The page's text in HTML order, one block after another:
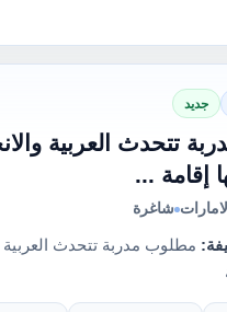
جديد
تتحدث العربية
إقامة ...
الامارات شاغرة
مطلوب مدربة تتحدث العربية